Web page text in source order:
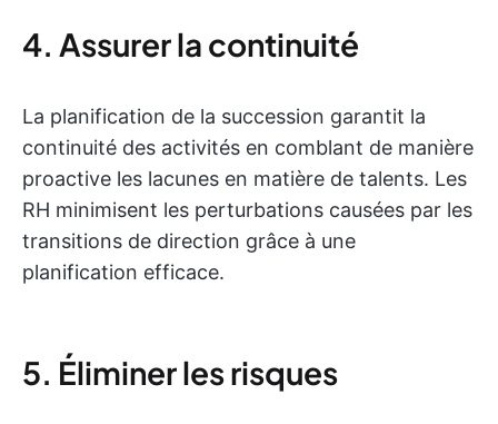
4. Assurer la continuité
La planification de la succession garantit la
continuité des activités en comblant de manière
proactive les lacunes en matière de talents. Les
RH minimisent les perturbations causées par les
transitions de direction grâce à une
planification efficace.
5. Éliminer les risques